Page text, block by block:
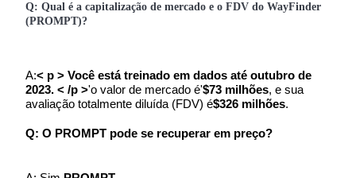
Q: Qual é a capitalização de mercado e o FDV do WayFinder
(PROMPT)?
A:< p > Você está treinado em dados até outubro de
2023. < /p >'o valor de mercado é'$73 milhões, e sua
avaliação totalmente diluída (FDV) é$326 milhões.
Q: O PROMPT pode se recuperar em preço?